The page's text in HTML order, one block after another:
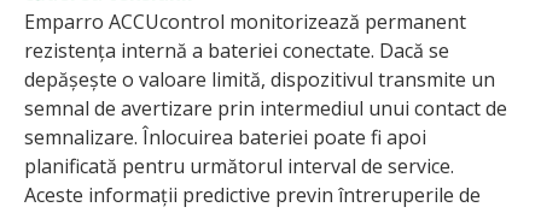
Emparro ACCUcontrol monitorizează permanent
rezistența internă a bateriei conectate. Dacă se
depășește o valoare limită, dispozitivul transmite un
semnal de avertizare prin intermediul unui contact de
semnalizare. Înlocuirea bateriei poate fi apoi
planificată pentru următorul interval de service.
Aceste informații predictive previn întreruperile de